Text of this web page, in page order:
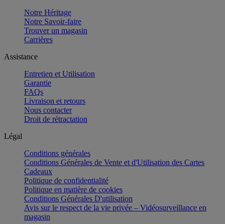
Notre Héritage
Notre Savoir-faire
Trouver un magasin
Carrières
Assistance
Entretien et Utilisation
Garantie
FAQs
Livraison et retours
Nous contacter
Droit de rétractation
Légal
Conditions générales
Conditions Générales de Vente et d'Utilisation des Cartes
Cadeaux
Politique de confidentialité
Politique en matière de cookies
Conditions Générales D'utilisation
Avis sur le respect de la vie privée – Vidéosurveillance en
magasin